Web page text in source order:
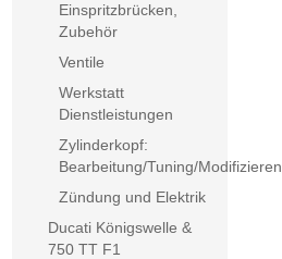
Einspritzbrücken,
Zubehör
Ventile
Werkstatt
Dienstleistungen
Zylinderkopf:
Bearbeitung/Tuning/Modifizieren
Zündung und Elektrik
Ducati Königswelle &
750 TT F1